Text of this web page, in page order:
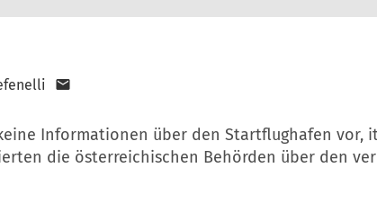
Informationen über den Startflughafen vor,
die österreichischen Behörden über den